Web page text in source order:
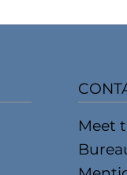
Meet